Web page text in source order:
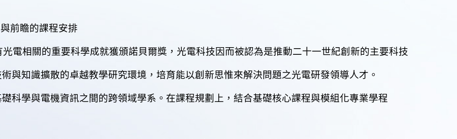
前瞻的課程安排
相關的重要科學成就獲頒諾貝爾獎，光電科技因而被認為是推動二十一世紀創新的主要科技
與知識擴散的卓越教學研究環境，培育能以創新思惟來解決問題之光電研發領導人才。
科學與電機資訊之間的跨領域學系。在課程規劃上，結合基礎核心課程與模組化專業學程